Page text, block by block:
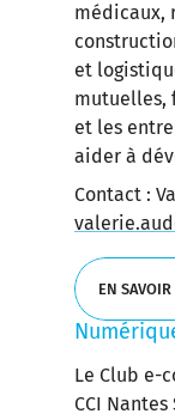
médicaux,
et
mutuelles,
et les
aider à
Contact :
EN SAVOIR
Le Club e-
CCI